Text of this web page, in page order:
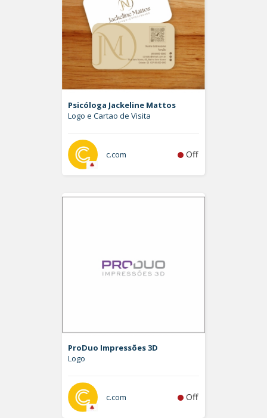
Psicóloga Jackeline Mattos
Logo e Cartao de Visita
c.com Off
ProDuo Impressões 3D
Logo
c.com Off